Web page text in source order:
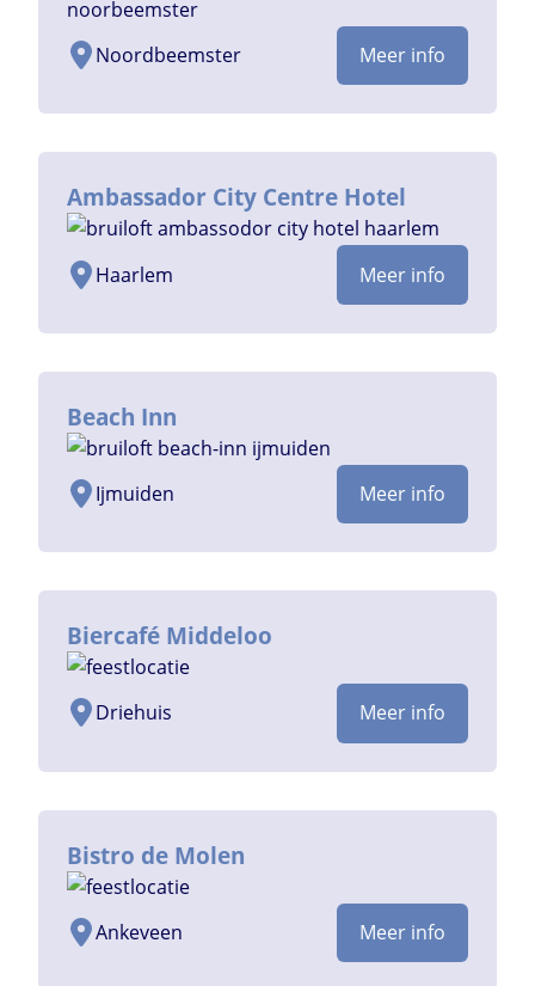
Noordbeemster Meer info
Ambassador City Centre Hotel
Haarlem Meer info
Beach Inn
Ijmuiden Meer info
Biercafé Middeloo
Driehuis Meer info
Bistro de Molen
Ankeveen Meer info